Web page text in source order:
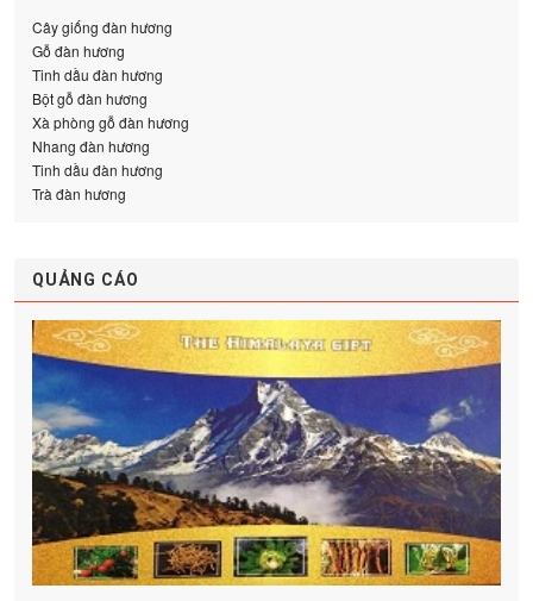
Cây giống đàn hương
Gỗ đàn hương
Tinh dầu đàn hương
Bột gỗ đàn hương
Xà phòng gỗ đàn hương
Nhang đàn hương
Tinh dầu đàn hương
Trà đàn hương
QUẢNG CÁO